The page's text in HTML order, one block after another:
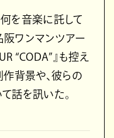
何を音楽に託して
阪ワンマンツアー
“CODA”』も控え
作背景や、彼らの
話を訊いた。